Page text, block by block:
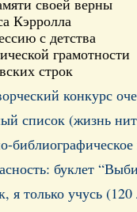
своей верны
Кэрролла
с детства
грамотности
строк
конкурс
список (жизнь
буклет
я только учусь